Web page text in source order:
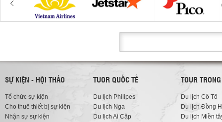
SỰ KIỆN - HỘI THẢO
Tổ chức sự kiện
Cho thuê thiết bị sự kiện
Nhận sự sự kiện
TUOR QUỐC TẾ
Du lịch Philipes
Du lịch Nga
Du lịch Ai Cập
TOUR
Du lịch Cô Tô
Du lịch Đồng
Du lịch Miền